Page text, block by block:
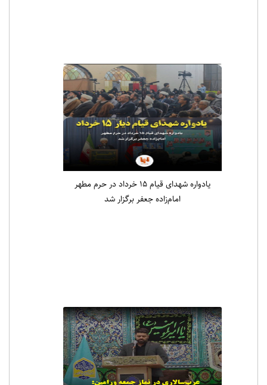
یادواره شهدای قیام ۱۵ خرداد در حرم مطهر
امام‌زاده جعفر برگزار شد